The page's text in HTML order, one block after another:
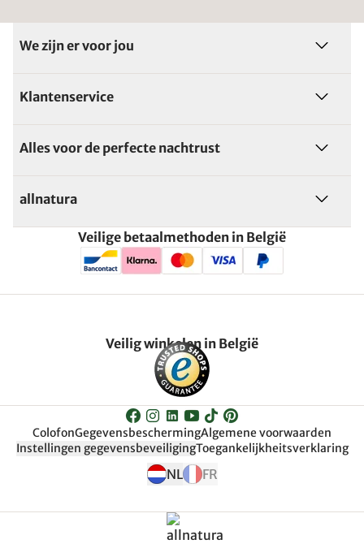
We zijn er voor jou
Klantenservice
Alles voor de perfecte nachtrust
allnatura
Veilige betaalmethoden in België
Veilig winkelen in België
ColofonGegevensbeschermingAlgemene voorwaarden
Instellingen gegevensbeveiligingToegankelijkheitsverklaring
NL FR